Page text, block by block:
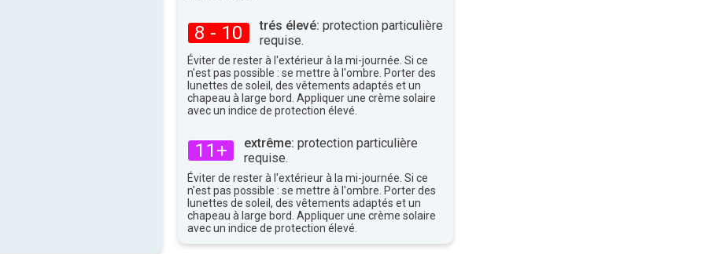
8 - 10 trés élevé: protection particulière
requise.
Éviter de rester à l'extérieur à la mi-journée. Si ce
n'est pas possible : se mettre à l'ombre. Porter des
lunettes de soleil, des vêtements adaptés et un
chapeau à large bord. Appliquer une crème solaire
avec un indice de protection élevé.
11+ extrême: protection particulière
requise.
Éviter de rester à l'extérieur à la mi-journée. Si ce
n'est pas possible : se mettre à l'ombre. Porter des
lunettes de soleil, des vêtements adaptés et un
chapeau à large bord. Appliquer une crème solaire
avec un indice de protection élevé.